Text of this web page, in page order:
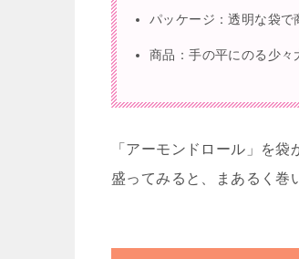
パッケージ：透明な袋
商品：手の平にのる少々
「アーモンドロール」を
盛ってみると、まあるく巻